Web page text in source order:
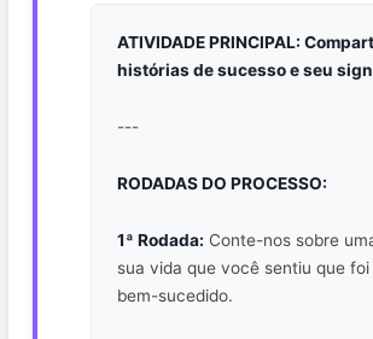
ATIVIDADE PRINCIPAL:
histórias de sucesso e seu
---
RODADAS DO PROCESSO:
1ª Rodada: Conte-nos sobre
sua vida que você sentiu que
bem-sucedido.